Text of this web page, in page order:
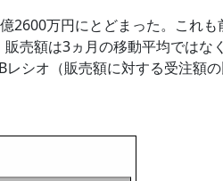
2600万円にとどまった。これも
売額は3ヵ月の移動平均ではな
シオ（販売額に対する受注額